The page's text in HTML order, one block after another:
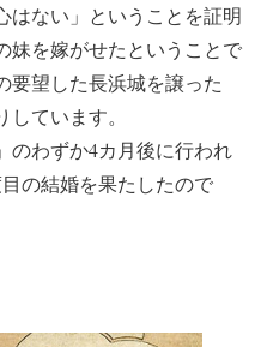
はない」ということを証明
妹を嫁がせたということで
要望した長浜城を譲った
ています。
のわずか4カ月後に行われ
の結婚を果たしたので